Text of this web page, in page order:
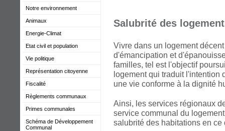
Notre environnement
Animaux
Energie-Climat
Etat civil et population
Vie politique
Représentation citoyenne
Fiscalité
Règlements communaux
Primes communales
Schéma de Développement
Communal
Salubrité des
Vivre dans un logement
d'émancipation et
familles, tel est l'objectif
logement qui traduit l'intention
une vie conforme à la dignité
Ainsi, les services régionaux
service communal du
salubrité des habitations en ce